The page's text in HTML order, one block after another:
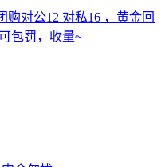
购对公12 对私16 ，黄金回
包罚，收量~